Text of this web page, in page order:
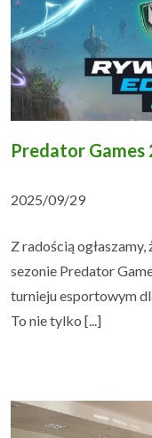
Predator Games
2025/09/29
Z radością
sezonie Predator
turnieju esportowym
To nie tylko [...]